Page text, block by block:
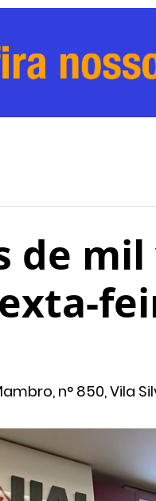
de mil
n° 850, Vila